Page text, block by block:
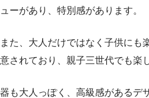
ューがあり、特別感があります。
また、大人だけではなく子供にも
意されており、親子三世代でも楽
器も大人っぽく、高級感があるデ